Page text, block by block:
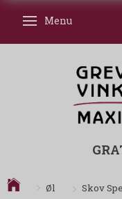
Skifte navigation
Menu
Øl
Skov